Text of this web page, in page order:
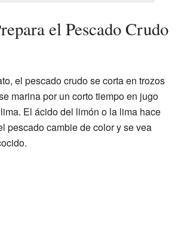
el Pescado Crudo
el pescado crudo se corta en trozos
marina por un corto tiempo en jugo
El ácido del limón o la lima hace
pescado cambie de color y se vea